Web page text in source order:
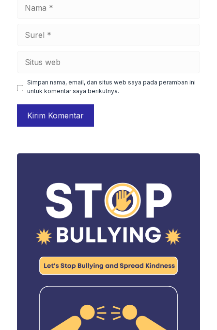
Simpan nama, email, dan situs web saya pada peramban ini
untuk komentar saya berikutnya.